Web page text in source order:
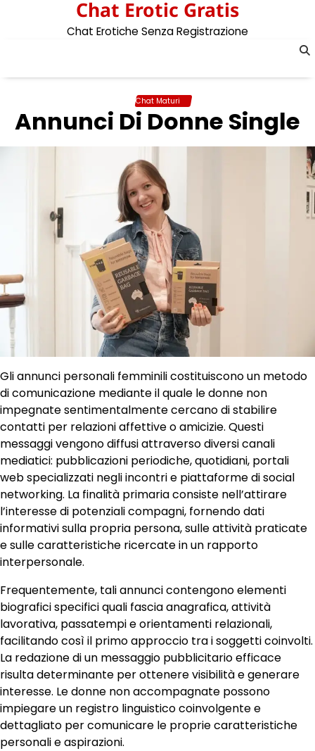
Chat Erotic Gratis
Chat Erotiche Senza Registrazione
Chat Maturi
Annunci Di Donne Single
Gli annunci personali femminili costituiscono un metodo
di comunicazione mediante il quale le donne non
impegnate sentimentalmente cercano di stabilire
contatti per relazioni affettive o amicizie. Questi
messaggi vengono diffusi attraverso diversi canali
mediatici: pubblicazioni periodiche, quotidiani, portali
web specializzati negli incontri e piattaforme di social
networking. La finalità primaria consiste nell’attirare
l’interesse di potenziali compagni, fornendo dati
informativi sulla propria persona, sulle attività praticate
e sulle caratteristiche ricercate in un rapporto
interpersonale.
Frequentemente, tali annunci contengono elementi
biografici specifici quali fascia anagrafica, attività
lavorativa, passatempi e orientamenti relazionali,
facilitando così il primo approccio tra i soggetti coinvolti.
La redazione di un messaggio pubblicitario efficace
risulta determinante per ottenere visibilità e generare
interesse. Le donne non accompagnate possono
impiegare un registro linguistico coinvolgente e
dettagliato per comunicare le proprie caratteristiche
personali e aspirazioni.